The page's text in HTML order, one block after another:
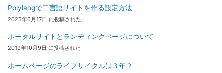
Polylangで二言語サイトを作る設定方法
2025年6月17日 に投稿された
ポータルサイトとランディングページについて
2019年10月9日 に投稿された
ホームページのライフサイクルは３年？